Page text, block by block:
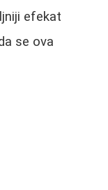
efekat
se ova